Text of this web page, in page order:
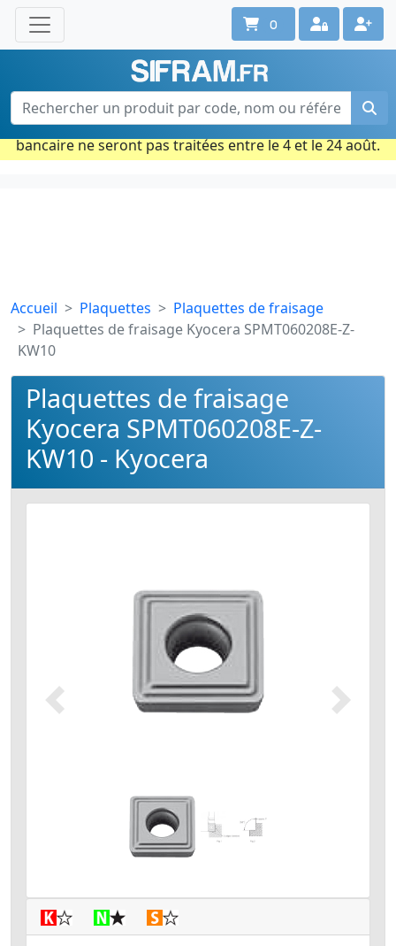
Une question ? Un conseil ?
Contactez-nous au 02 40 92 17 71
Ouvert du lun. au vend. de 08h à 18h
Période estivale : Les commandes prises par carte
bancaire ne seront pas traitées entre le 4 et le 24 août.
0
Accueil Plaquettes
Plaquettes de fraisage
Plaquettes de fraisage Kyocera SPMT060208E-Z-
KW10
Plaquettes de fraisage
Kyocera SPMT060208E-Z-
KW10 - Kyocera
Précédent Suivant